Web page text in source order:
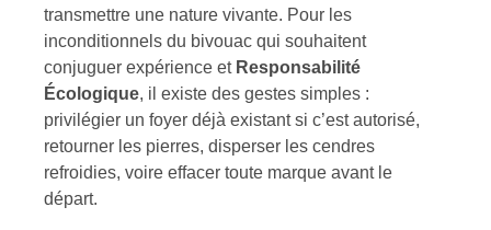
transmettre une nature vivante. Pour les
inconditionnels du bivouac qui souhaitent
conjuguer expérience et Responsabilité
Écologique, il existe des gestes simples :
privilégier un foyer déjà existant si c’est autorisé,
retourner les pierres, disperser les cendres
refroidies, voire effacer toute marque avant le
départ.